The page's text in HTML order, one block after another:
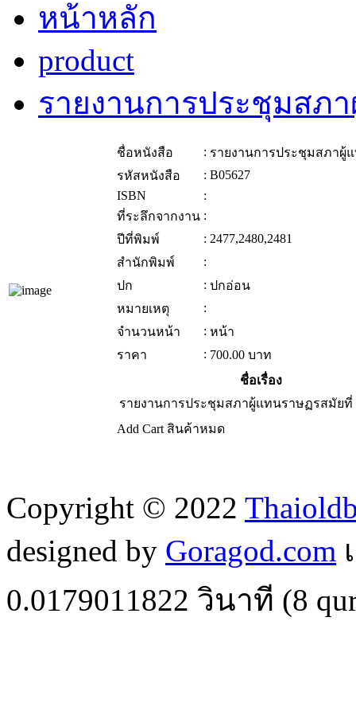
หน้าหลัก
product
รายงานการประชุมส
ชื่อหนังสือ : รายงานการประชุมสภา
รหัสหนังสือ
: B05627
ISBN
:
ที่ระลึกจากงาน :
ปีที่พิมพ์
: 2477,2480,2481
สำนักพิมพ์
:
ปก
: ปกอ่อน
หมายเหตุ
:
จำนวนหน้า
: หน้า
ราคา
: 700.00 บาท
ชื่อเรื่อง
รายงานการประชุมสภาผู้แทนราษฏรสมัย
Add Cart สินค้าหมด
Copyright © 2022
designed by Goragod.com
0.0179011822 วินาที (8